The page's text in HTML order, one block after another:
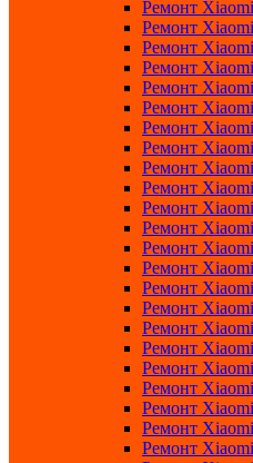
Ремонт
Ремонт
Ремонт
Ремонт
Ремонт
Ремонт
Ремонт
Ремонт
Ремонт
Ремонт
Ремонт
Ремонт
Ремонт
Ремонт
Ремонт
Ремонт
Ремонт
Ремонт
Ремонт
Ремонт
Ремонт
Ремонт
Ремонт